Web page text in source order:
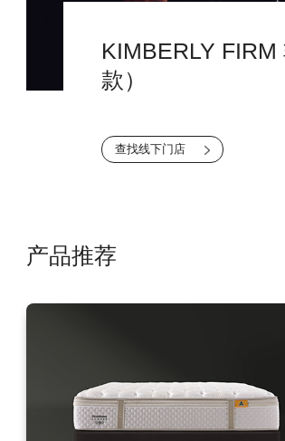
KIMBERLY
款）
查找线下门店
产品推荐